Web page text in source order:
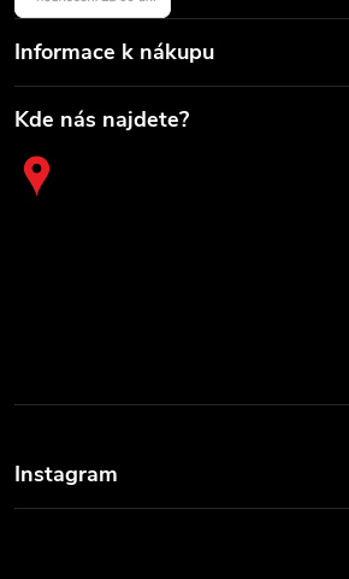
Informace k nákupu
Kde nás najdete?
Instagram